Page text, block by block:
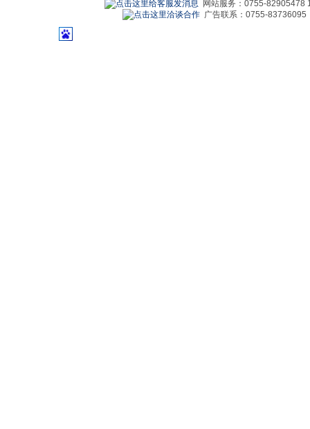
网站服务：0755-82905478
广告联系：0755-